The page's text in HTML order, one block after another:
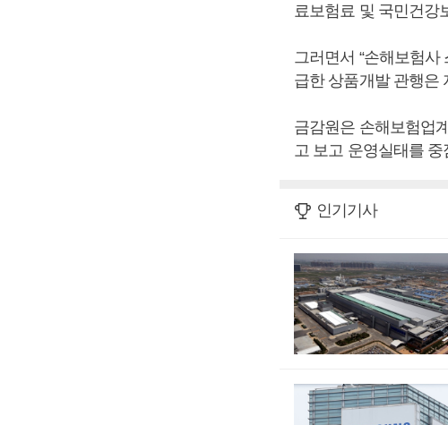
료보험료 및 국민건강
그러면서 “손해보험
급한 상품개발 관행은
금감원은 손해보험업
고 보고 운영실태를
인기기사